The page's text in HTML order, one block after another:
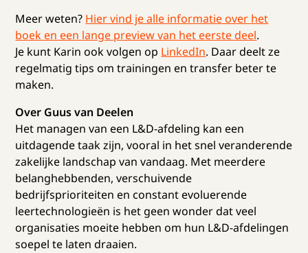
Meer weten? Hier vind je alle informatie over het
boek en een lange preview van het eerste deel.
Je kunt Karin ook volgen op LinkedIn. Daar deelt ze
regelmatig tips om trainingen en transfer beter te
maken.
Over Guus van Deelen
Het managen van een L&D-afdeling kan een
uitdagende taak zijn, vooral in het snel veranderende
zakelijke landschap van vandaag. Met meerdere
belanghebbenden, verschuivende
bedrijfsprioriteiten en constant evoluerende
leertechnologieën is het geen wonder dat veel
organisaties moeite hebben om hun L&D-afdelingen
soepel te laten draaien.